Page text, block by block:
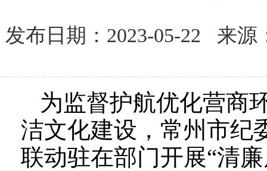
发布日期：2023-05-22 来
为监督护航优化营商
洁文化建设，常州市纪
联动驻在部门开展“清